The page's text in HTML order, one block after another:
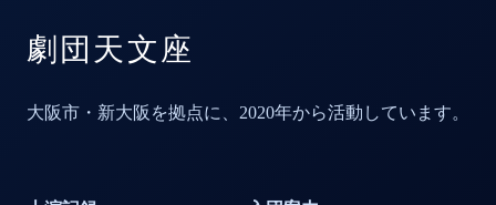
劇団天文座
大阪市・新大阪を拠点に、2020年から活動しています。